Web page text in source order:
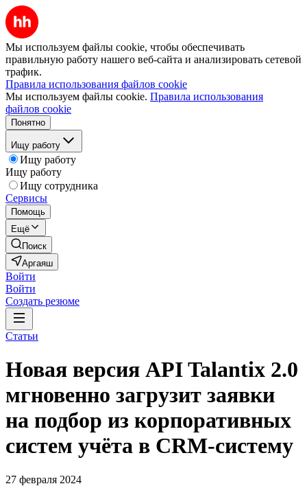
Мы используем файлы cookie, чтобы обеспечивать
правильную работу нашего веб-сайта и анализировать сетевой
трафик.
Правила использования файлов cookie
Мы используем файлы cookie. Правила использования
файлов cookie
Понятно
Ищу работу
Ищу работу
Ищу работу
Ищу сотрудника
Сервисы
Помощь
Ещё
Поиск
Аргаяш
Войти
Войти
Создать резюме
Статьи
Новая версия API Talantix 2.0
мгновенно загрузит заявки
на подбор из корпоративных
систем учёта в CRM-систему
27 февраля 2024